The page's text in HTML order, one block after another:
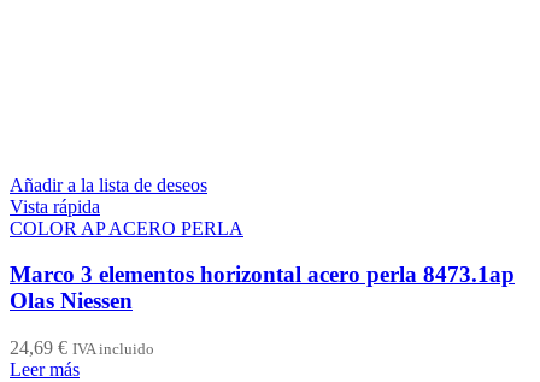
Añadir a la lista de deseos
Vista rápida
COLOR AP ACERO PERLA
Marco 3 elementos horizontal acero perla 8473.1ap
Olas Niessen
24,69 € IVA incluido
Leer más